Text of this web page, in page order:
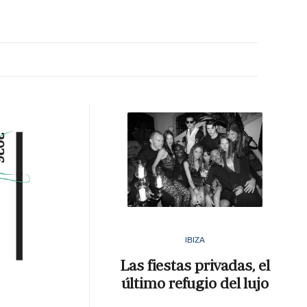
IBIZA
Las fiestas privadas, el
último refugio del lujo